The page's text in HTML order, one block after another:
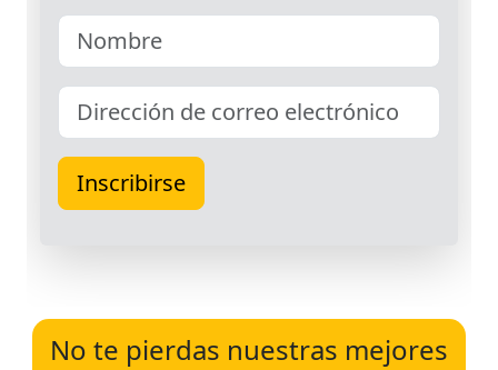
No te pierdas nuestras mejores